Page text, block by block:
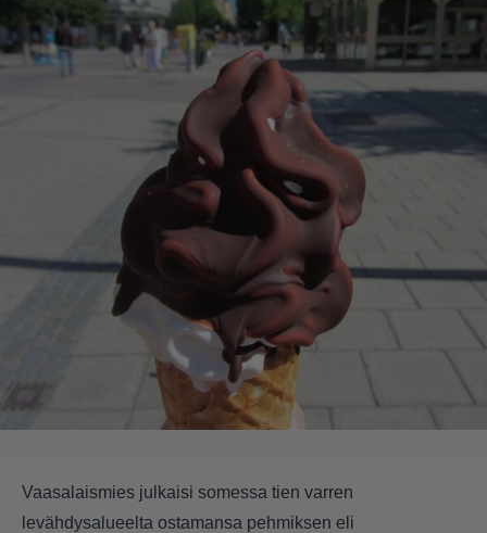
Vaasalaismies julkaisi somessa tien varren
levähdysalueelta ostamansa pehmiksen eli